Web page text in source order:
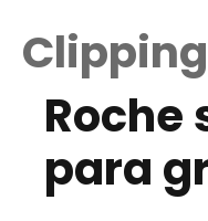
Roche
para